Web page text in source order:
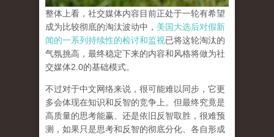
整体上看，社交媒体内容目前正处于一轮有希望
成为比较彻底的淘汰波动中， 美国大选后对假新
闻的一系列持续性的检讨和监视已将这轮淘汰的
气氛挑高，最终稳定下来的内容和风格将做为社
交媒体2.0的基础模式。
不过对于中文网络来说，很可能难以同步，它更
多会体现在知识和反智的竞争上。但最终究竟是
高质量的思考能赢、还是依旧反智取胜，很难预
测，如果只是思考和反智的彻底分化、各自形成